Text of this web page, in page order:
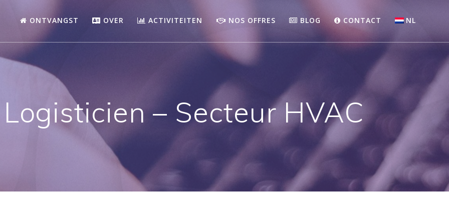
ONTVANGST OVER ACTIVITEITEN NOS OFFRES BLOG CONTACT NL
– Secteur HVAC